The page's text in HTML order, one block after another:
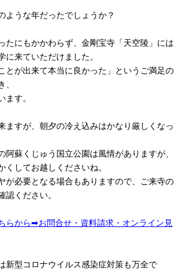
ような年だったでしょうか？
たにもかかわらず、金剛宝寺「天空陵」には
に来ていただけました。
とが出来て本当に良かった」というご満足の
、
ます。
ますが、朝夕の冷え込みはかなり厳しくなっ
阿蘇くじゅう国立公園は風情がありますが、
くしてお越しくださいね。
が必要となる場合もありますので、ご来寺の
認ください。
らから➡お問合せ・資料請求・オンライン見
新型コロナウイルス感染症対策も万全で